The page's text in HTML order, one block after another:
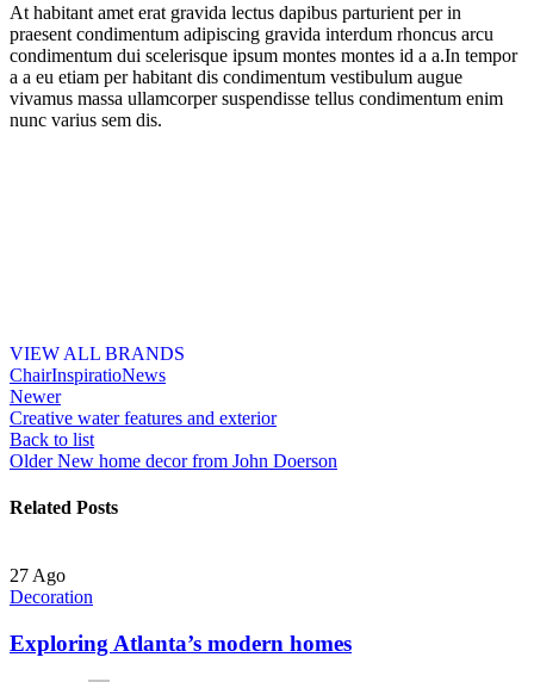
At habitant amet erat gravida lectus dapibus parturient per in
praesent condimentum adipiscing gravida interdum rhoncus arcu
condimentum dui scelerisque ipsum montes montes id a a.In tempor
a a eu etiam per habitant dis condimentum vestibulum augue
vivamus massa ullamcorper suspendisse tellus condimentum enim
nunc varius sem dis.
VIEW ALL BRANDS
ChairInspiratioNews
Newer
Creative water features and exterior
Back to list
Older New home decor from John Doerson
Related Posts
27 Ago
Decoration
Exploring Atlanta’s modern homes